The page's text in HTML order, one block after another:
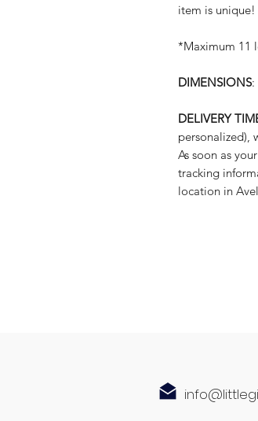
item is unique!
*Maximum 11
DIMENSIONS:
DELIVERY
personalized),
As soon as
tracking
location in